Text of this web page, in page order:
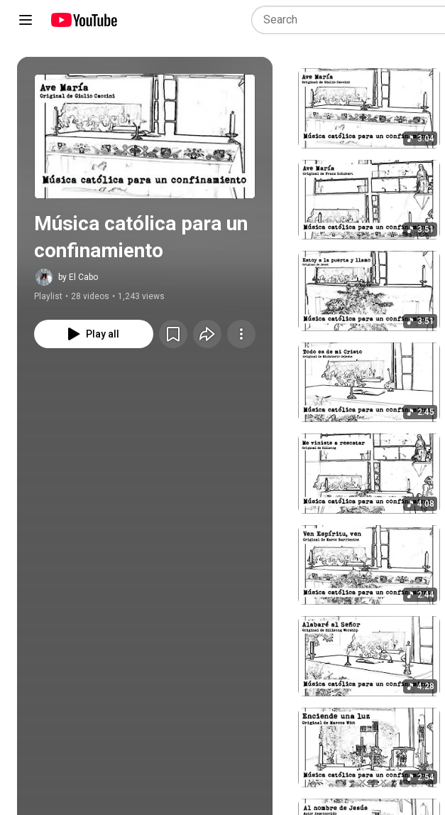
Play all
Música católica para un
confinamiento
by El Cabo
Playlist • 28 videos • 1,243 views
Play all
3:04
3:51
3:51
2:45
4:08
2:44
4:28
2:54